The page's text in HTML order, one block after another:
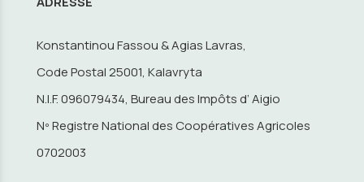
Konstantinou Fassou & Agias Lavras,
Code Postal 25001, Kalavryta
N.I.F. 096079434, Bureau des Impôts d’ Aigio
Nº Registre National des Coopératives Agricoles
0702003